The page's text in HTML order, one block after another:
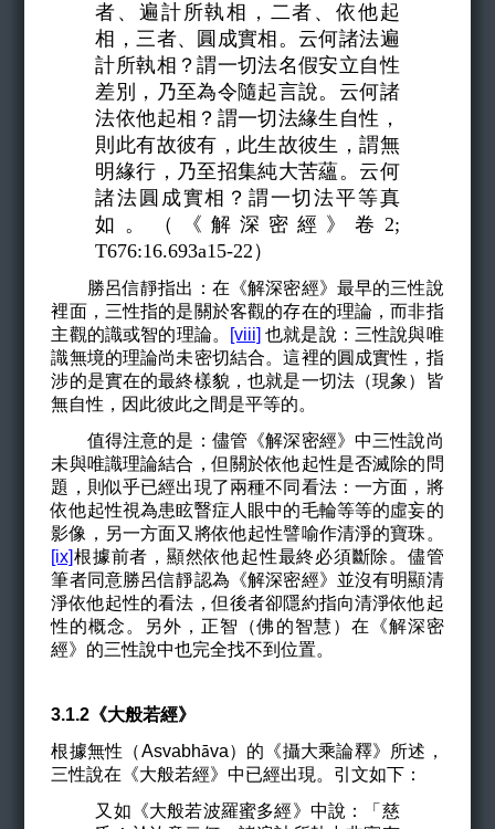
者、遍計所執相，二者、依他起
相，三者、圓成實相。云何諸法遍
計所執相？謂一切法名假安立自性
差別，乃至為令隨起言說。云何諸
法依他起相？謂一切法緣生自性，
則此有故彼有，此生故彼生，謂無
明緣行，乃至招集純大苦蘊。云何
諸法圓成實相？謂一切法平等真
如。（《解深密經》卷2;
T676:16.693a15-22）
勝呂信靜指出：在《解深密經》最早的三性說
裡面，三性指的是關於客觀的存在的理論，而非指
主觀的識或智的理論。
[viii] 也就是說：三性說與唯
識無境的理論尚未密切結合。這裡的圓成實性，指
涉的是實在的最終樣貌，也就是一切法（現象）皆
無自性，因此彼此之間是平等的。
值得注意的是：儘管《解深密經》中三性說尚
未與唯識理論結合，但關於依他起性是否滅除的問
題，則似乎已經出現了兩種不同看法：一方面，將
依他起性視為患眩瞖症人眼中的毛輪等等的虛妄的
影像，另一方面又將依他起性譬喻作清淨的寶珠。
[ix]根據前者，顯然依他起性最終必須斷除。儘管
筆者同意勝呂信靜認為《解深密經》並沒有明顯清
淨依他起性的看法，但後者卻隱約指向清淨依他起
性的概念。另外，正智（佛的智慧）在《解深密
經》的三性說中也完全找不到位置。
3.1.2《大般若經》
根據無性（Asvabhāva）的《攝大乘論釋》所述，
三性說在《大般若經》中已經出現。引文如下：
又如《大般若波羅蜜多經》中說：「慈